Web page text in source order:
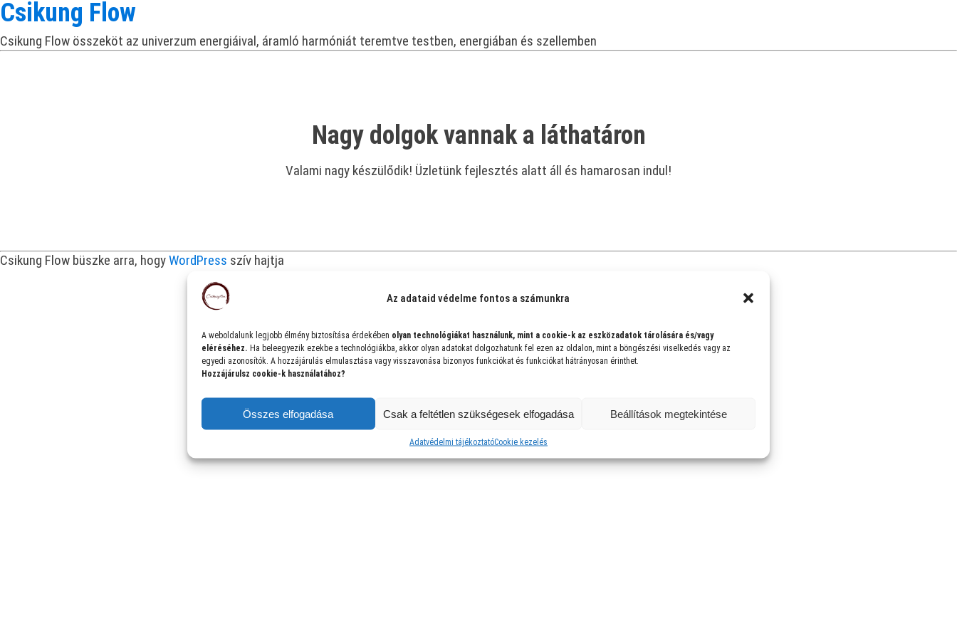
Az adataid védelme fontos a számunkra
A weboldalunk legjobb élmény biztosítása érdekében olyan technológiákat használunk, mint a cookie-k az eszközadatok tárolására és/vagy
eléréséhez. Ha beleegyezik ezekbe a technológiákba, akkor olyan adatokat dolgozhatunk fel ezen az oldalon, mint a böngészési viselkedés vagy az
egyedi azonosítók. A hozzájárulás elmulasztása vagy visszavonása bizonyos funkciókat és funkciókat hátrányosan érinthet.
Hozzájárulsz cookie-k használatához?
Összes elfogadása Csak a feltétlen szükségesek elfogadása Beállítások megtekintése
Adatvédelmi tájékoztatóCookie kezelés
Csikung Flow
Csikung Flow összeköt az univerzum energiáival, áramló harmóniát teremtve testben, energiában és szellemben
Nagy dolgok vannak a láthatáron
Valami nagy készülődik! Üzletünk fejlesztés alatt áll és hamarosan indul!
Csikung Flow büszke arra, hogyWordPress szív hajtja